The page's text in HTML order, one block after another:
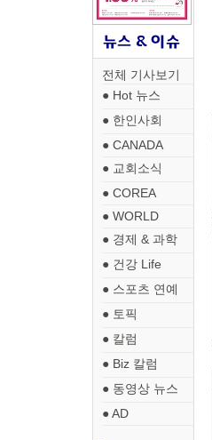
전체 기사보기
● Hot 뉴스
● 한인사회
● CANADA
● 교회소식
● COREA
● WORLD
● 경제 & 과학
● 건강 Life
● 스포츠 연예
● 토픽
● 칼럼
● Biz 칼럼
● 동영상 뉴스
● AD